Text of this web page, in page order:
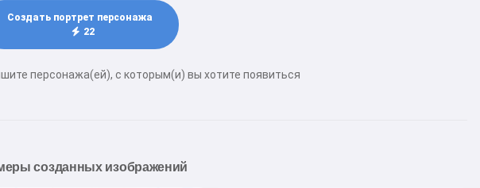
Создать портрет персонажа
22
персонажа(ей), с которым(и) вы хотите появиться
созданных изображений